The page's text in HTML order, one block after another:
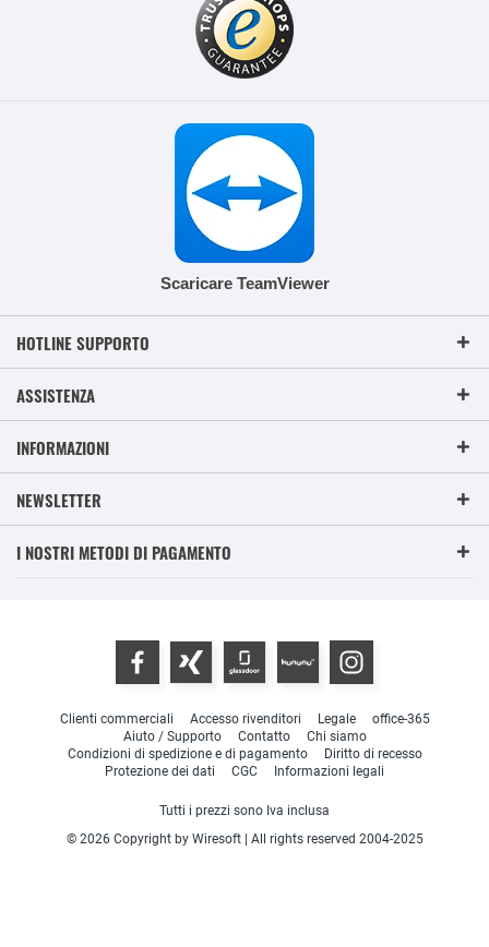
Scaricare TeamViewer
HOTLINE SUPPORTO
ASSISTENZA
INFORMAZIONI
NEWSLETTER
I NOSTRI METODI DI PAGAMENTO
Clienti commerciali Accesso rivenditori Legale
office-365
Aiuto / Supporto
Contatto
Chi siamo
Condizioni di spedizione e di pagamento
Diritto di recesso
Protezione dei dati
CGC Informazioni legali
Tutti i prezzi sono Iva inclusa
© 2026 Copyright by Wiresoft | All rights reserved 2004-2025